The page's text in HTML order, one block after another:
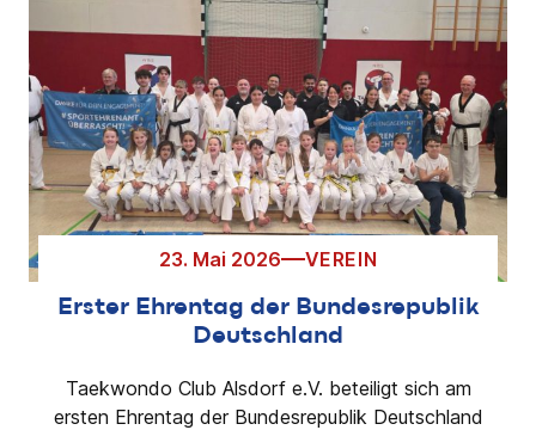
23. Mai 2026 VEREIN
Erster Ehrentag der Bundesrepublik
Deutschland
Taekwondo Club Alsdorf e.V. beteiligt sich am
ersten Ehrentag der Bundesrepublik Deutschland